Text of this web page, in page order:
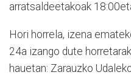
arratsaldeetakoak
Hori horrela, izena
24a izango dute
hauetan: Zarauzko